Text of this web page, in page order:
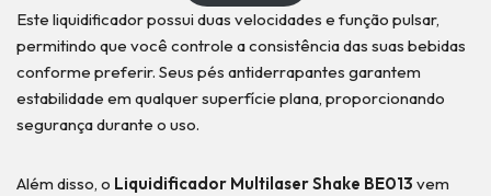
Este liquidificador possui duas velocidades e função pulsar,
permitindo que você controle a consistência das suas bebidas
conforme preferir. Seus pés antiderrapantes garantem
estabilidade em qualquer superfície plana, proporcionando
segurança durante o uso.
Além disso, o Liquidificador Multilaser Shake BE013 vem